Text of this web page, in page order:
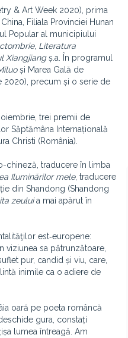
& Art Week 2020), prima
Filiala Provinciei Hunan
Popular al municipiului
, Literatura
Xiangjiangș.a. În programul
și Marea Gală de
2020), precum și o serie de
trei premii de
Săptămâna Internațională
Christi (România).
chineză, traducere în limba
Iluminărilor mele, traducere
din Shandong (Shandong
zeuluia mai apărut în
est‑europene:
sa pătrunzătoare,
pur, candid și viu, care,
inimile ca o adiere de
oară pe poeta româncă
gura, constați
lumea întreagă. Am